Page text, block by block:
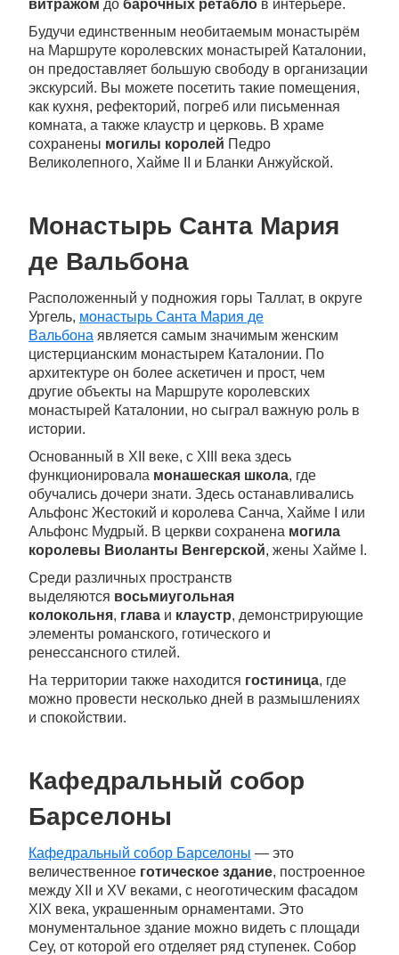
витражом до барочных ретабло в интерьере.
Будучи единственным необитаемым монастырём
на Маршруте королевских монастырей Каталонии,
он предоставляет большую свободу в организации
экскурсий. Вы можете посетить такие помещения,
как кухня, рефекторий, погреб или письменная
комната, а также клаустр и церковь. В храме
сохранены могилы королей Педро
Великолепного, Хайме II и Бланки Анжуйской.
Монастырь Санта Мария
де Вальбона
Расположенный у подножия горы Таллат, в округе
Ургель, монастырь Санта Мария де
Вальбона является самым значимым женским
цистерцианским монастырем Каталонии. По
архитектуре он более аскетичен и прост, чем
другие объекты на Маршруте королевских
монастырей Каталонии, но сыграл важную роль в
истории.
Основанный в XII веке, с XIII века здесь
функционировала монашеская школа, где
обучались дочери знати. Здесь останавливались
Альфонс Жестокий и королева Санча, Хайме I или
Альфонс Мудрый. В церкви сохранена могила
королевы Виоланты Венгерской, жены Хайме I.
Среди различных пространств
выделяются восьмиугольная
колокольня, глава и клаустр, демонстрирующие
элементы романского, готического и
ренессансного стилей.
На территории также находится гостиница, где
можно провести несколько дней в размышлениях
и спокойствии.
Кафедральный собор
Барселоны
Кафедральный собор Барселоны — это
величественное готическое здание, построенное
между XII и XV веками, с неоготическим фасадом
XIX века, украшенным орнаментами. Это
монументальное здание можно видеть с площади
Сеу, от которой его отделяет ряд ступенек. Собор